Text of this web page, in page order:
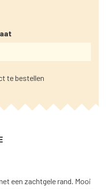
te bestellen
een zachtgele rand. Mooi